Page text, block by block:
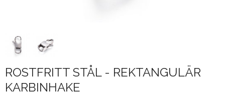
ROSTFRITT STÅL - REKTANGULÄR
KARBINHAKE